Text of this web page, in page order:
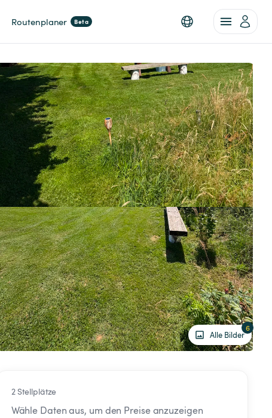
Routenplaner Beta
Alle Bilder
6
2 Stellplätze
Wähle Daten aus, um den Preise anzuzeigen